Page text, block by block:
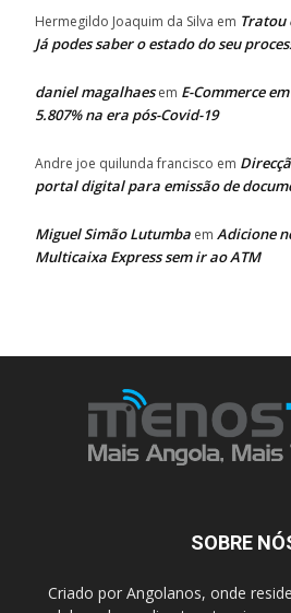
Hermegildo Joaquim da Silva em Tratou
Já podes saber o estado do seu
daniel magalhaesem E-Commerce
5.807% na era pós-Covid-19
Andre joe quilunda francisco em
portal digital para emissão de
Miguel Simão Lutumba em Adicione
Multicaixa Express sem ir ao ATM
SOBRE
Criado por Angolanos, onde